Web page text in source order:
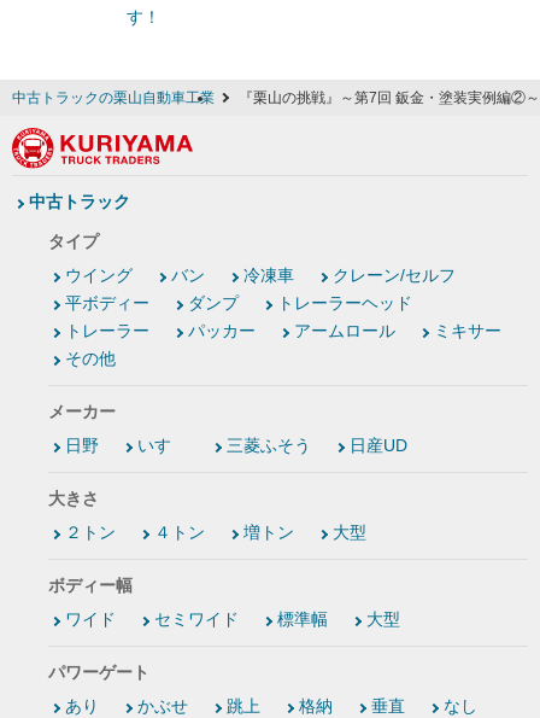
す！
中古トラックの栗山自動車工業 『栗山の挑戦』～第7回 鈑金・塗装実例編②
中古トラック
タイプ
ウイング
バン 冷凍車
クレーン/セルフ
平ボディー
ダンプ
トレーラーヘッド
トレーラー
パッカー アームロール
ミキサー
その他
メーカー
日野
いすゞ 三菱ふそう 日産UD
大きさ
２トン
４トン 増トン 大型
ボディー幅
ワイド
セミワイド 標準幅 大型
パワーゲート
あり
かぶせ 跳上 格納 垂直 なし